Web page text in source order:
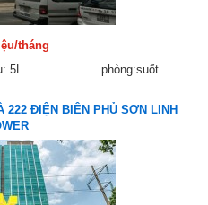
tháng
5L phòng:suốt
222 ĐIỆN BIÊN PHỦ SƠN LINH